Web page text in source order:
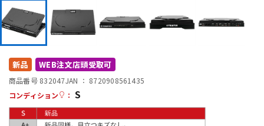
DTM オンライン納品
配信/ライブ機器
中古 ヴィンテージ
新品 WEB注文店頭受取可
商品番号 832047JAN ： 8720908561435
コンディション
： S